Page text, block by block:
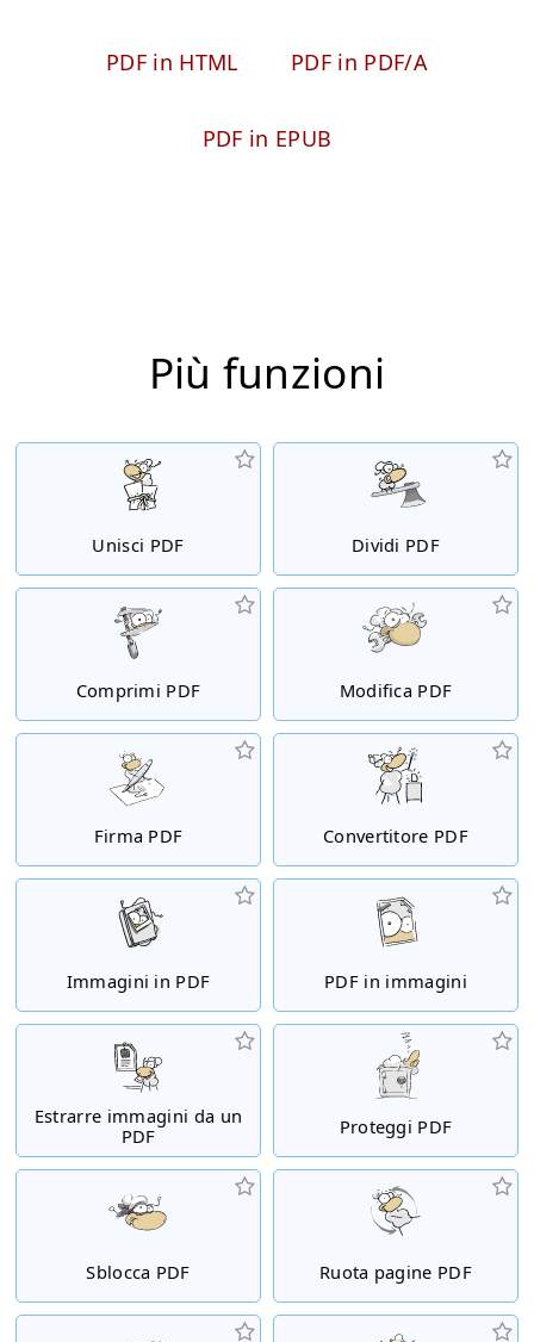
PDF in HTML PDF in PDF/A
PDF in EPUB
Più funzioni
Unisci PDF Dividi PDF
Comprimi PDF Modifica PDF
Firma PDF Convertitore PDF
Immagini in PDF PDF in immagini
Estrarre immagini da un
PDF
Proteggi PDF
Sblocca PDF Ruota pagine PDF